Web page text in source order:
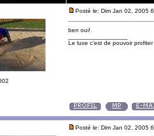
Posté le: Dim Jan 02, 2005
ben oui!
Le luxe c'est de pouvoir
Posté le: Dim Jan 02, 2005